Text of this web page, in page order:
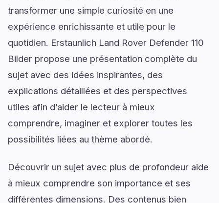
transformer une simple curiosité en une
expérience enrichissante et utile pour le
quotidien. Erstaunlich Land Rover Defender 110
Bilder propose une présentation complète du
sujet avec des idées inspirantes, des
explications détaillées et des perspectives
utiles afin d’aider le lecteur à mieux
comprendre, imaginer et explorer toutes les
possibilités liées au thème abordé.
Découvrir un sujet avec plus de profondeur aide
à mieux comprendre son importance et ses
différentes dimensions. Des contenus bien